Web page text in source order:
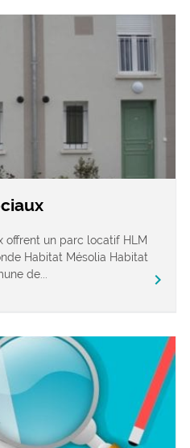
offrent un parc locatif HLM
Habitat Mésolia Habitat
de...
chevron_right